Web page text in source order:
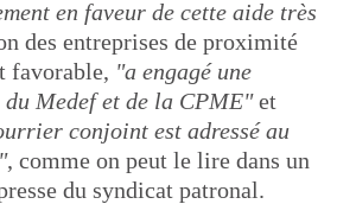
en faveur de cette aide très
des entreprises de proximité
favorable, "a engagé une
du Medef et de la CPME"et
conjoint est adressé au
, comme on peut le lire dans un
du syndicat patronal.